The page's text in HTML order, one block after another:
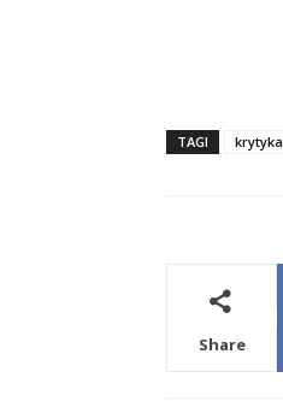
TAGI krytyka
Share